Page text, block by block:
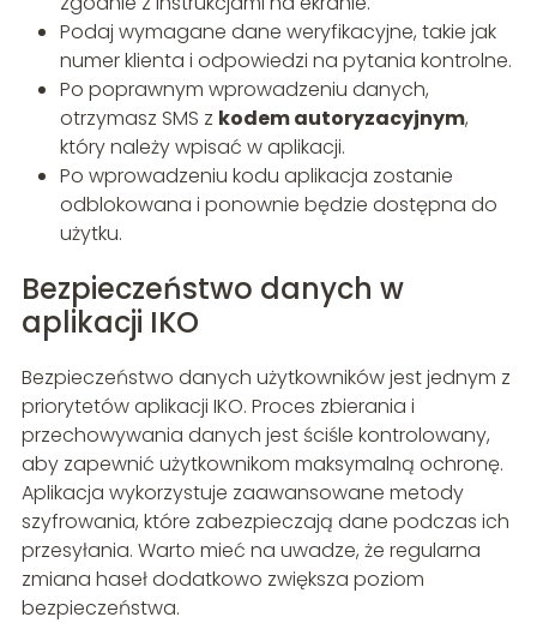
Podaj wymagane dane weryfikacyjne, takie jak
numer klienta i odpowiedzi na pytania kontrolne.
Po poprawnym wprowadzeniu danych,
otrzymasz SMS z kodem autoryzacyjnym,
który należy wpisać w aplikacji.
Po wprowadzeniu kodu aplikacja zostanie
odblokowana i ponownie będzie dostępna do
użytku.
Bezpieczeństwo danych w
aplikacji IKO
Bezpieczeństwo danych użytkowników jest jednym z
priorytetów aplikacji IKO. Proces zbierania i
przechowywania danych jest ściśle kontrolowany,
aby zapewnić użytkownikom maksymalną ochronę.
Aplikacja wykorzystuje zaawansowane metody
szyfrowania, które zabezpieczają dane podczas ich
przesyłania. Warto mieć na uwadze, że regularna
zmiana haseł dodatkowo zwiększa poziom
bezpieczeństwa.